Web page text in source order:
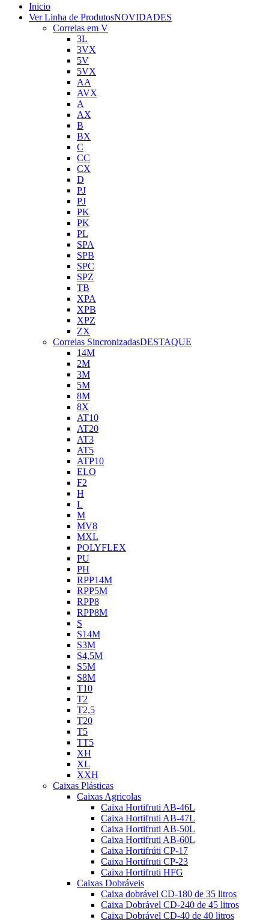
Inicio
Ver Linha de ProdutosNOVIDADES
Correias em V
3L
3VX
5V
5VX
AA
AVX
A
AX
B
BX
C
CC
CX
D
PJ
PJ
PK
PK
PL
SPA
SPB
SPC
SPZ
TB
XPA
XPB
XPZ
ZX
Correias SincronizadasDESTAQUE
14M
2M
3M
5M
8M
8X
AT10
AT20
AT3
AT5
ATP10
ELO
F2
H
L
M
MV8
MXL
POLYFLEX
PU
PH
RPP14M
RPP5M
RPP8
RPP8M
S
S14M
S3M
S4,5M
S5M
S8M
T10
T2
T2,5
T20
T5
TT5
XH
XL
XXH
Caixas Plásticas
Caixas Agricolas
Caixa Hortifruti AB-46L
Caixa Hortifruti AB-47L
Caixa Hortifruti AB-50L
Caixa Hortifruti AB-60L
Caixa Hortifrúti CP-17
Caixa Hortifruti CP-23
Caixa Hortifruti HFG
Caixas Dobráveis
Caixa dobrável CD-180 de 35 litros
Caixa Dobrável CD-240 de 45 litros
Caixa Dobrável CD-40 de 40 litros